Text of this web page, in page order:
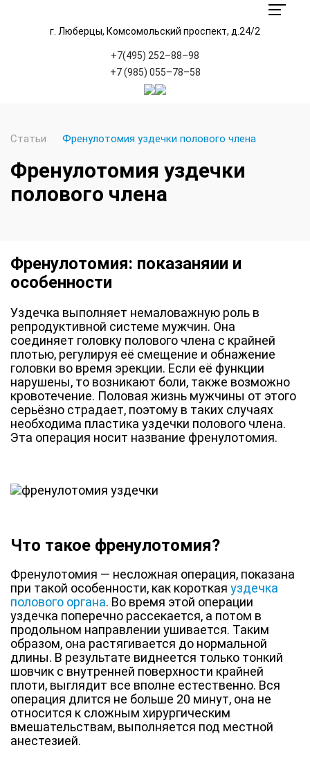
г. Люберцы, Комсомольский проспект, д.24/2
+7(495) 252–88–98
+7 (985) 055–78–58
Статьи Френулотомия уздечки полового члена
Френулотомия уздечки
полового члена
Френулотомия: показаняии и
особенности
Уздечка выполняет немаловажную роль в
репродуктивной системе мужчин. Она
соединяет головку полового члена с крайней
плотью, регулируя её смещение и обнажение
головки во время эрекции. Если её функции
нарушены, то возникают боли, также возможно
кровотечение. Половая жизнь мужчины от этого
серьёзно страдает, поэтому в таких случаях
необходима пластика уздечки полового члена.
Эта операция носит название френулотомия.
Что такое френулотомия?
Френулотомия — несложная операция, показана
при такой особенности, как короткая уздечка
полового органа. Во время этой операции
уздечка поперечно рассекается, а потом в
продольном направлении ушивается. Таким
образом, она растягивается до нормальной
длины. В результате виднеется только тонкий
шовчик с внутренней поверхности крайней
плоти, выглядит все вполне естественно. Вся
операция длится не больше 20 минут, она не
относится к сложным хирургическим
вмешательствам, выполняется под местной
анестезией.